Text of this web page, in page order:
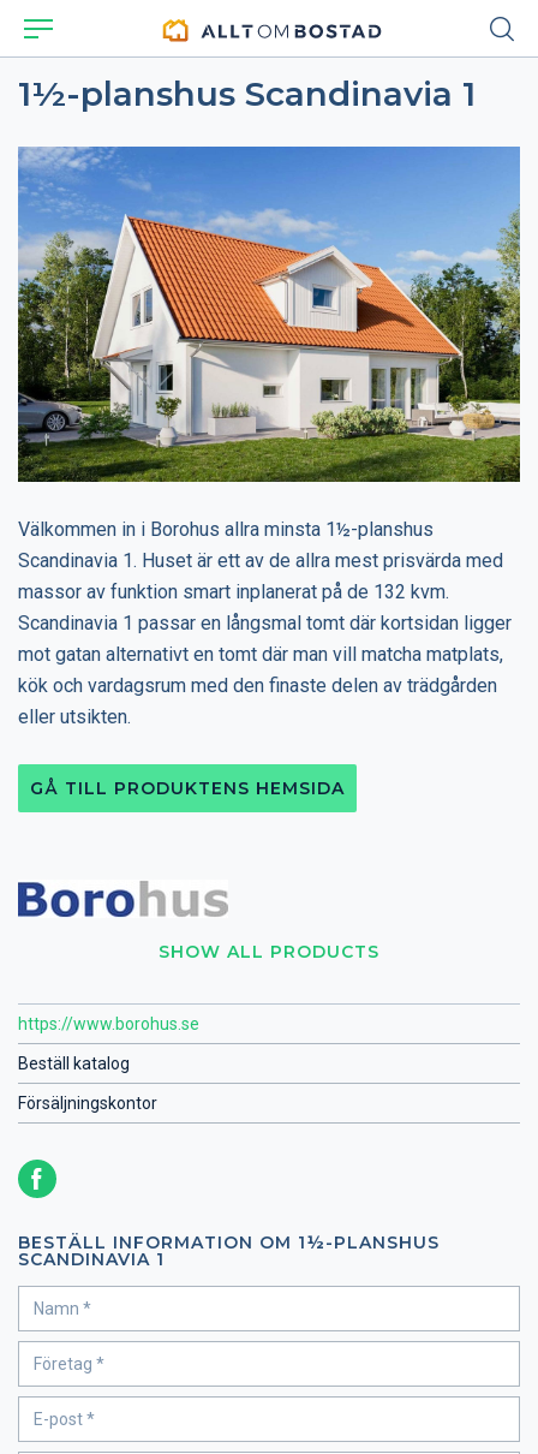
1½-planshus Scandinavia 1
SHOW ALL PRODUCTS
https://www.borohus.se
Beställ katalog
Försäljningskontor
BESTÄLL INFORMATION OM 1½-PLANSHUS
SCANDINAVIA 1
Välkommen in i Borohus allra minsta 1½-planshus
Scandinavia 1. Huset är ett av de allra mest prisvärda med
massor av funktion smart inplanerat på de 132 kvm.
Scandinavia 1 passar en långsmal tomt där kortsidan ligger
mot gatan alternativt en tomt där man vill matcha matplats,
kök och vardagsrum med den finaste delen av trädgården
eller utsikten.
GÅ TILL PRODUKTENS HEMSIDA